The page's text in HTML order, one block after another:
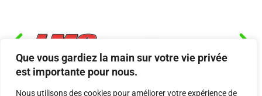
Que vous gardiez la main sur votre vie privée
est importante pour nous.
Nous utilisons des cookies pour améliorer votre expérience de